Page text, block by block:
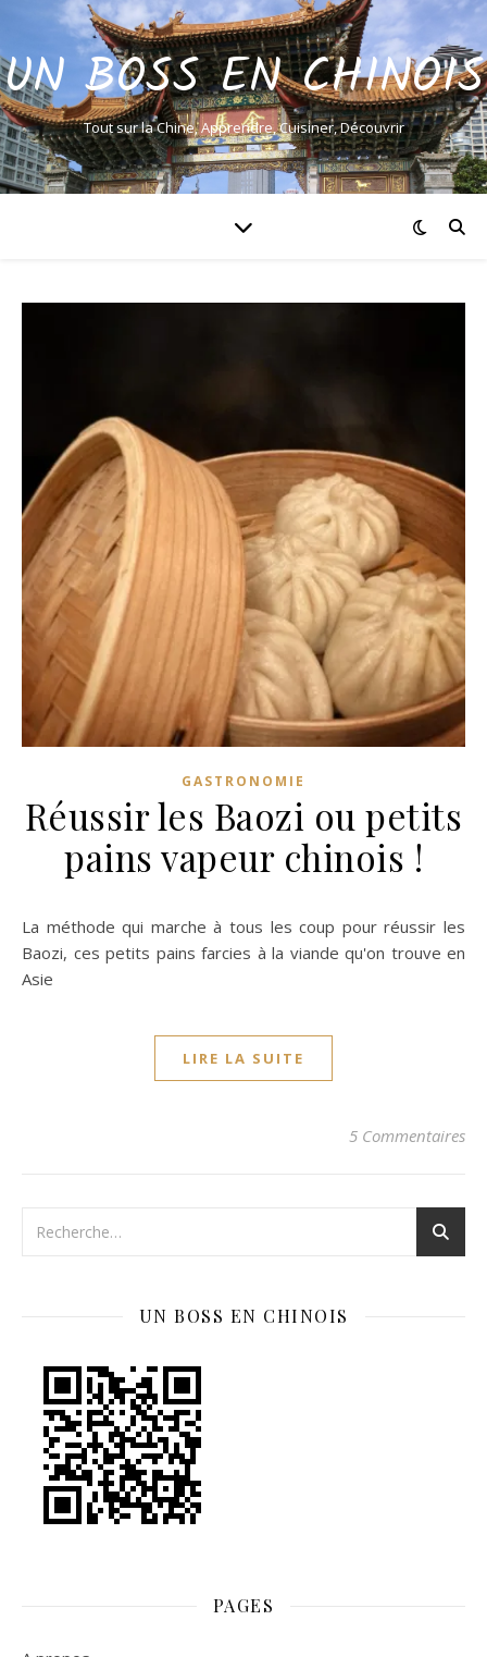
UN BOSS EN CHINOIS
Tout sur la Chine, Apprendre, Cuisiner, Découvrir
GASTRONOMIE
Réussir les Baozi ou petits
pains vapeur chinois !
La méthode qui marche à tous les coup pour réussir les
Baozi, ces petits pains farcies à la viande qu'on trouve en
Asie
LIRE LA SUITE
5 Commentaires
UN BOSS EN CHINOIS
PAGES